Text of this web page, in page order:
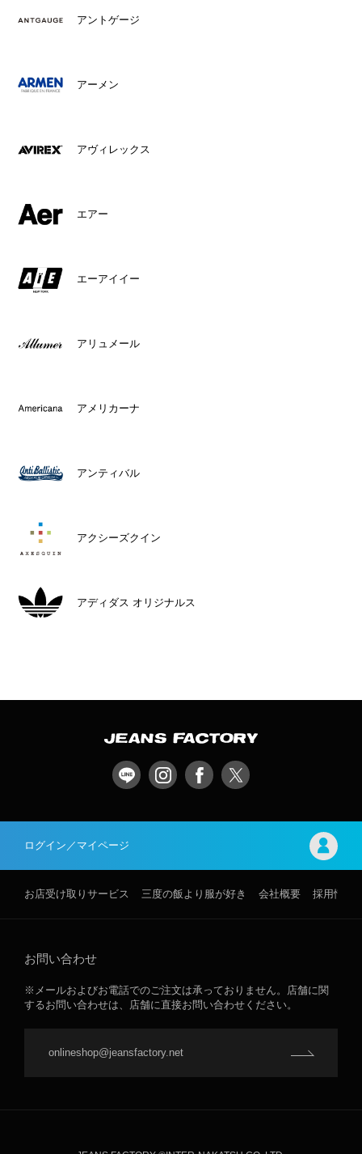
アントゲージ
アーメン
アヴィレックス
エアー
エーアイイー
アリュメール
アメリカーナ
アンティバル
アクシーズクイン
アディダス オリジナルス
ログイン／マイページ
お店受け取りサービス 三度の飯より服が好き 会社概要 採用情報
お問い合わせ
※メールおよびお電話でのご注文は承っておりません。店舗に関
するお問い合わせは、店舗に直接お問い合わせください。
onlineshop@jeansfactory.net